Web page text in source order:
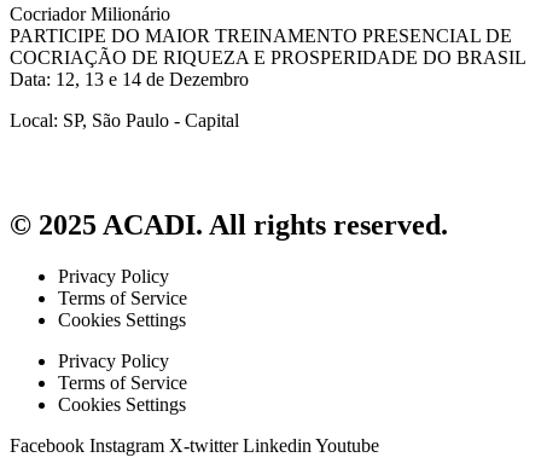
Cocriador Milionário
PARTICIPE DO MAIOR TREINAMENTO PRESENCIAL DE
COCRIAÇÃO DE RIQUEZA E PROSPERIDADE DO BRASIL
Data: 12, 13 e 14 de Dezembro
Local: SP, São Paulo - Capital
© 2025 ACADI. All rights reserved.
Privacy Policy
Terms of Service
Cookies Settings
Privacy Policy
Terms of Service
Cookies Settings
Facebook Instagram X-twitter Linkedin Youtube